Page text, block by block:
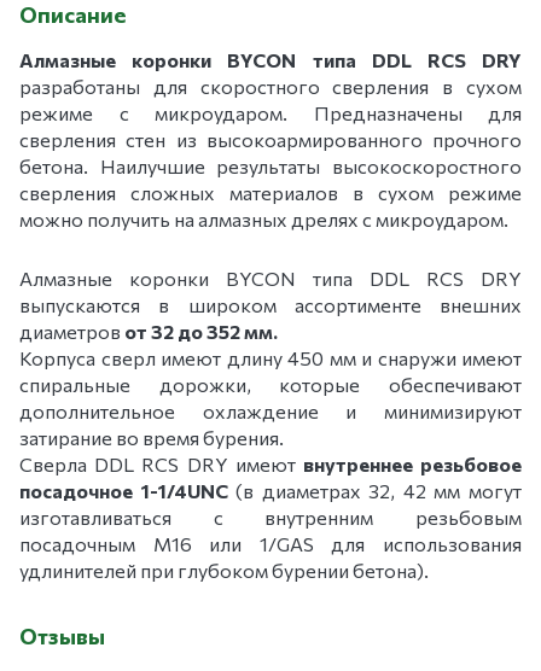
Описание
Алмазные коронки BYCON типа DDL RCS DRY
разработаны для скоростного сверления в сухом
режиме с микроударом. Предназначены для
сверления стен из высокоармированного прочного
бетона. Наилучшие результаты высокоскоростного
сверления сложных материалов в сухом режиме
можно получить на алмазных дрелях с микроударом.
Алмазные коронки BYCON типа DDL RCS DRY
выпускаются в широком ассортименте внешних
диаметров от 32 до 352 мм.
Корпуса сверл имеют длину 450 мм и снаружи имеют
спиральные дорожки, которые обеспечивают
дополнительное охлаждение и минимизируют
затирание во время бурения.
Сверла DDL RCS DRY имеют внутреннее резьбовое
посадочное 1-1/4UNC(в диаметрах 32, 42 мм могут
изготавливаться с внутренним резьбовым
посадочным М16 или 1/GAS для использования
удлинителей при глубоком бурении бетона).
Отзывы